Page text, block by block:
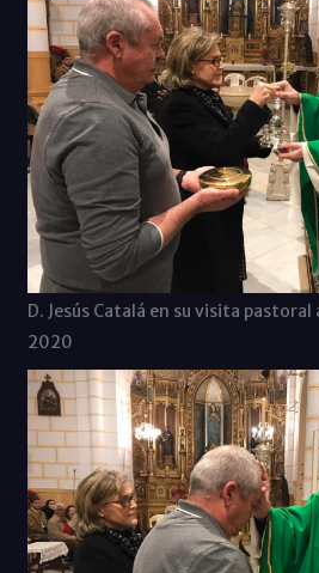
D. Jesús Catalá en su visita
2020